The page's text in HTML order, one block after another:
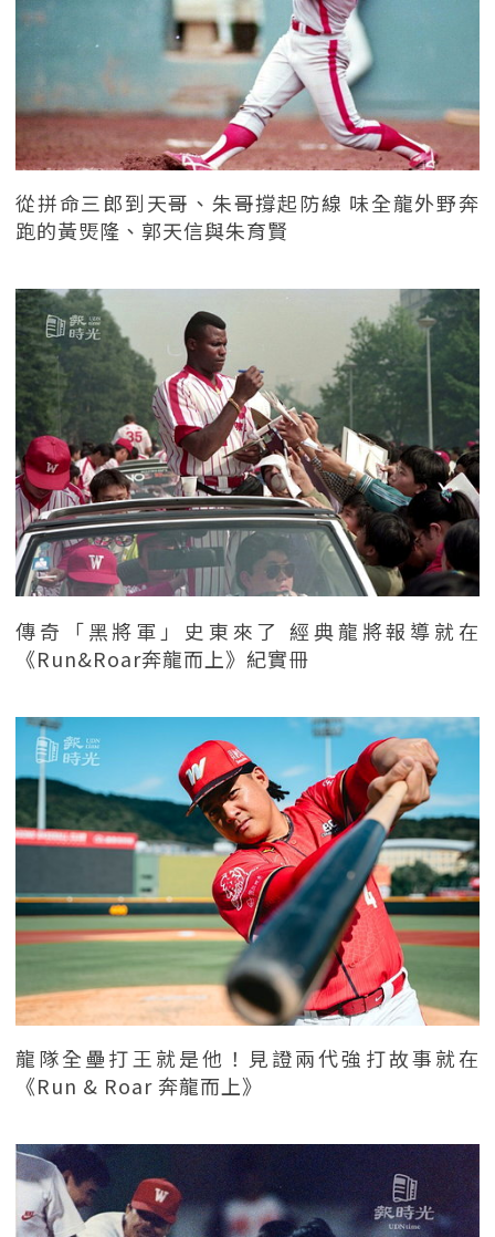
從拼命三郎到天哥、朱哥撐起防線 味全龍外野奔
跑的黃煚隆、郭天信與朱育賢
傳奇「黑將軍」史東來了 經典龍將報導就在
《Run&Roar奔龍而上》紀實冊
龍隊全壘打王就是他！見證兩代強打故事就在
《Run & Roar 奔龍而上》